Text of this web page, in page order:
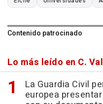
Contenido patrocinado
Lo más leído en C.
La Guardia Civil
europea